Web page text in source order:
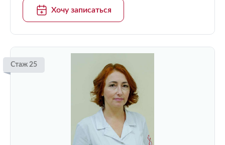
Хочу записаться
Стаж 25